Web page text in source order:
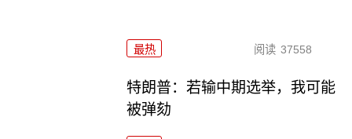
最热 阅读 37558
特朗普：若输中期选举，我可能
被弹劾